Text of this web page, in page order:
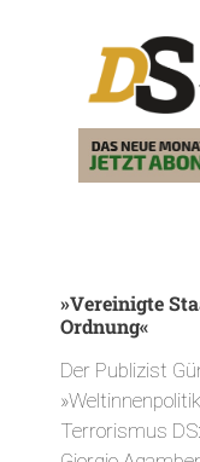
»Vereinigte
Ordnung«
Der Publizist
Terrorismus